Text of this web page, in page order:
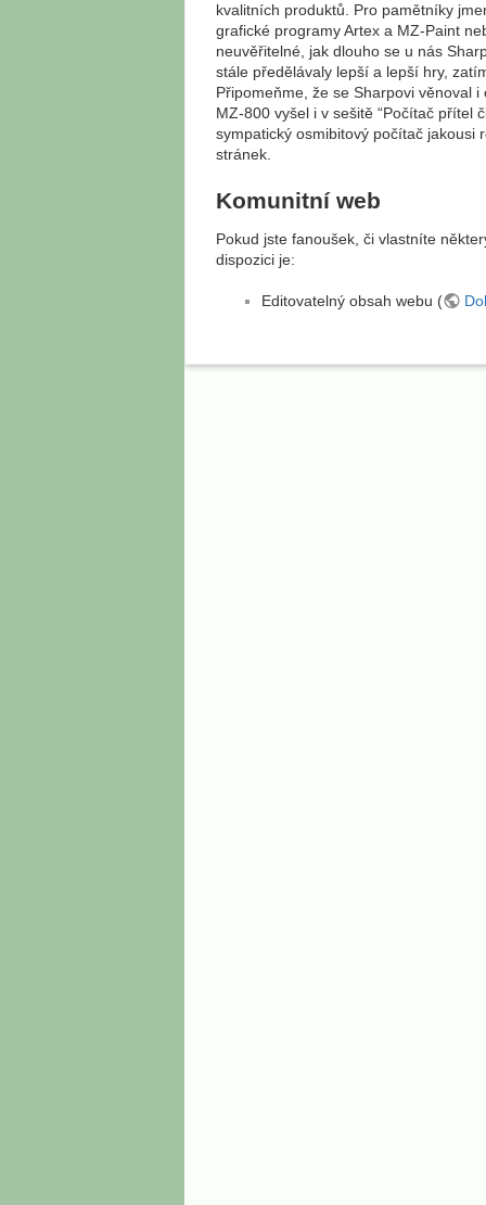
kvalitních produktů. Pro pamětníky
grafické programy Artex a MZ-Paint
neuvěřitelné, jak dlouho se u nás
stále předělávaly lepší a lepší hry,
Připomeňme, že se Sharpovi věnoval
MZ-800 vyšel i v sešitě “Počítač přítel
sympatický osmibitový počítač jakousi
stránek.
Komunitní web
Pokud jste fanoušek, či vlastníte
dispozici je:
Editovatelný obsah webu (